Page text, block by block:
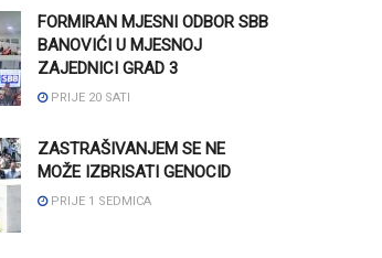
FORMIRAN MJESNI ODBOR SBB
BANOVIĆI U MJESNOJ
ZAJEDNICI GRAD 3
PRIJE 20 SATI
ZASTRAŠIVANJEM SE NE
MOŽE IZBRISATI GENOCID
PRIJE 1 SEDMICA